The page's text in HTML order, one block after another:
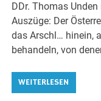
DDr. Thomas
Auszüge: Der
das Arschl… hinein,
behandeln, von
WEITERLESEN